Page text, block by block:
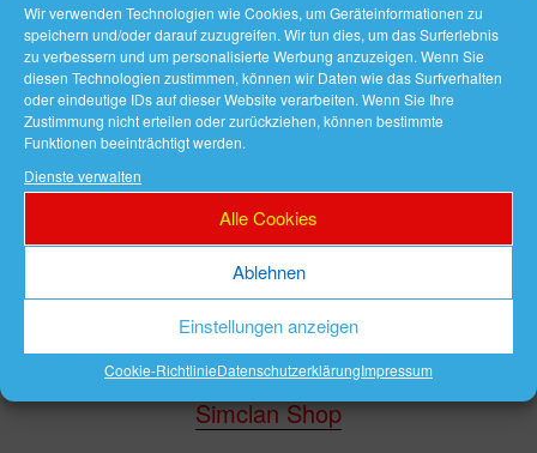
Wir verwenden Technologien wie Cookies, um Geräteinformationen zu
speichern und/oder darauf zuzugreifen. Wir tun dies, um das Surferlebnis
zu verbessern und um personalisierte Werbung anzuzeigen. Wenn Sie
diesen Technologien zustimmen, können wir Daten wie das Surfverhalten
oder eindeutige IDs auf dieser Website verarbeiten. Wenn Sie Ihre
Zustimmung nicht erteilen oder zurückziehen, können bestimmte
Funktionen beeinträchtigt werden.
Dienste verwalten
Alle Cookies
Ablehnen
Einstellungen anzeigen
Cookie-RichtlinieDatenschutzerklärungImpressum
Simclan Shop